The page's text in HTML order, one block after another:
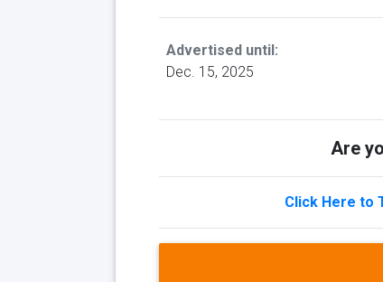
Advertised until:
Dec. 15, 2025
Are
Click Here to